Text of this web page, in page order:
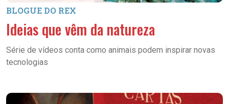
BLOGUE DO REX
Ideias que vêm da natureza
Série de vídeos conta como animais podem inspirar novas
tecnologias